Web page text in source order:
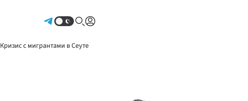
Кризис с мигрантами в Сеуте